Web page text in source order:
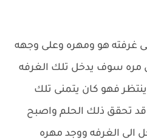
غرفته هو ومهره وعلى وجهه
مره سوف يدخل تلك الغرفه
فهو كان يتمنى تلك
قد تحقق ذلك الحلم واصبح
الى الغرفه ووجد مهره